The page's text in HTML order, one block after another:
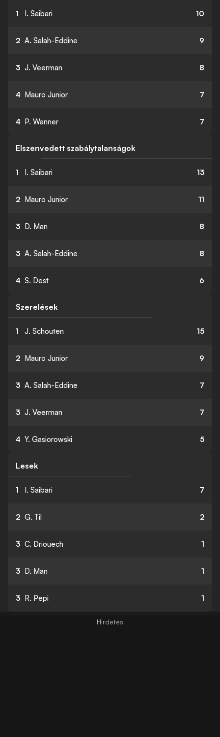
1 I. Saibari 10
2 A. Salah-Eddine 9
3 J. Veerman 8
4 Mauro Junior 7
4 P. Wanner 7
Elszenvedett szabálytalanságok
1 I. Saibari 13
2 Mauro Junior 11
3 D. Man 8
3 A. Salah-Eddine 8
4 S. Dest 6
Szerelések
1 J. Schouten 15
2 Mauro Junior 9
3 A. Salah-Eddine 7
3 J. Veerman 7
4 Y. Gasiorowski 5
Lesek
1 I. Saibari 7
2 G. Til 2
3 C. Driouech 1
3 D. Man 1
3 R. Pepi 1